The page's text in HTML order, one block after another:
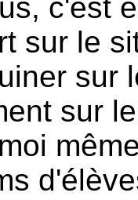
c'est
sur le
sur
sur